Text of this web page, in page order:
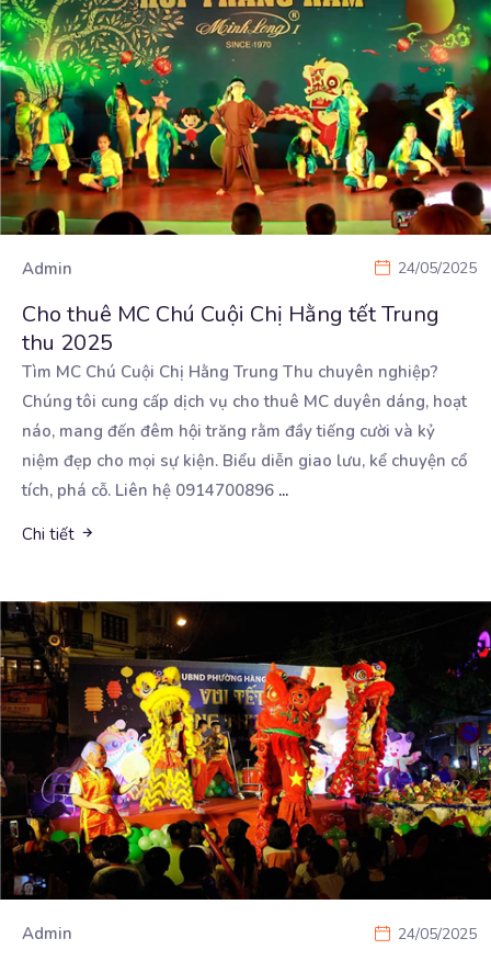
Admin 24/05/2025
Cho thuê MC Chú Cuội Chị Hằng tết Trung
thu 2025
Tìm MC Chú Cuội Chị Hằng Trung Thu chuyên nghiệp?
Chúng tôi cung cấp dịch vụ cho thuê MC duyên dáng, hoạt
náo, mang đến đêm hội trăng rằm đầy tiếng cười và kỷ
niệm đẹp cho mọi sự kiện. Biểu diễn giao lưu, kể chuyện cổ
tích, phá cỗ. Liên hệ 0914700896 ...
Chi tiết
Admin 24/05/2025